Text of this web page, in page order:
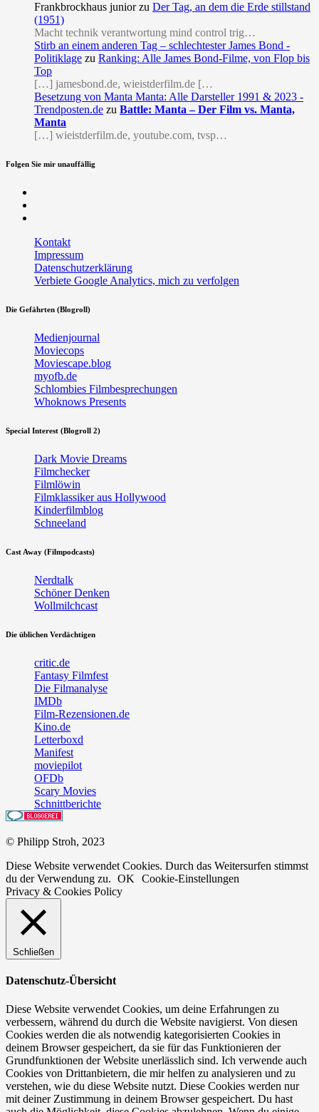
Frankbrockhaus junior zu Der Tag, an dem die Erde stillstand
(1951)
Macht technik verantwortung mind control trig…
Stirb an einem anderen Tag – schlechtester James Bond -
Politiklage zu Ranking: Alle James Bond-Filme, von Flop bis
Top
[…] jamesbond.de, wieistderfilm.de […
Besetzung von Manta Manta: Alle Darsteller 1991 & 2023 -
Trendposten.de zu Battle: Manta – Der Film vs. Manta,
Manta
[…] wieistderfilm.de, youtube.com, tvsp…
Folgen Sie mir unauffällig
Kontakt
Impressum
Datenschutzerklärung
Verbiete Google Analytics, mich zu verfolgen
Die Gefährten (Blogroll)
Medienjournal
Moviecops
Moviescape.blog
myofb.de
Schlombies Filmbesprechungen
Whoknows Presents
Special Interest (Blogroll 2)
Dark Movie Dreams
Filmchecker
Filmlöwin
Filmklassiker aus Hollywood
Kinderfilmblog
Schneeland
Cast Away (Filmpodcasts)
Nerdtalk
Schöner Denken
Wollmilchcast
Die üblichen Verdächtigen
critic.de
Fantasy Filmfest
Die Filmanalyse
IMDb
Film-Rezensionen.de
Kino.de
Letterboxd
Manifest
moviepilot
OFDb
Scary Movies
Schnittberichte
© Philipp Stroh, 2023
Diese Website verwendet Cookies. Durch das Weitersurfen stimmst
du der Verwendung zu. OK
Cookie-Einstellungen
Privacy & Cookies Policy
Schließen
Datenschutz-Übersicht
Diese Website verwendet Cookies, um deine Erfahrungen zu
verbessern, während du durch die Website navigierst. Von diesen
Cookies werden die als notwendig kategorisierten Cookies in
deinem Browser gespeichert, da sie für das Funktionieren der
Grundfunktionen der Website unerlässlich sind. Ich verwende auch
Cookies von Drittanbietern, die mir helfen zu analysieren und zu
verstehen, wie du diese Website nutzt. Diese Cookies werden nur
mit deiner Zustimmung in deinem Browser gespeichert. Du hast